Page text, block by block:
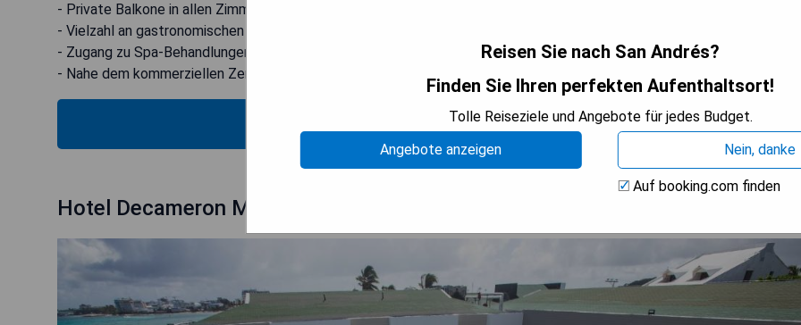
- Private Balkone in allen Zimmern
- Vielzahl an gastronomischen Angeboten
- Zugang zu Spa-Behandlungen und Tauchmöglichkeiten
- Nahe dem kommerziellen Zentrum von San Andrés
PREISE ANZEIGEN
Hotel Decameron Maryland All Inclusive
Reisen Sie nach San Andrés?
Finden Sie Ihren perfekten Aufenthaltsort!
Tolle Reiseziele und Angebote für jedes Budget.
Angebote anzeigen
Nein, danke
Auf booking.com finden